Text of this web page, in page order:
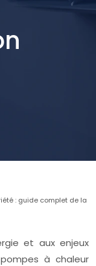
: guide complet de la
et aux enjeux
à chaleur